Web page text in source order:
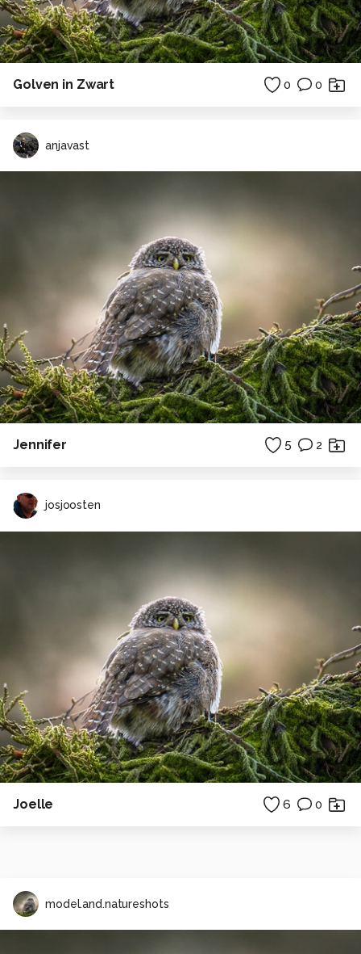
Golven in Zwart 0 0
anjavast
Jennifer 5 2
josjoosten
Joelle 6 0
model.and.natureshots